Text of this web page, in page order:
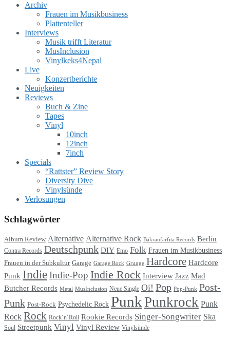
Archiv
Frauen im Musikbusiness
Plattenteller
Interviews
Musik trifft Literatur
MusInclusion
Vinylkeks4Nepal
Live
Konzertberichte
Neuigkeiten
Reviews
Buch & Zine
Tapes
Vinyl
10inch
12inch
7inch
Specials
“Rattster” Review Story
Diversity Dive
Vinylsünde
Verlosungen
Schlagwörter
Album Review Alternative Alternative Rock Bakraufarfita Records Berlin
Contra Records Deutschpunk DIY Emo Folk Frauen im Musikbusiness
Frauen in der Subkultur Garage Garage Rock Grunge Hardcore Hardcore
Punk IndieIndie-Pop Indie Rock Interview Jazz Mad
Butcher Records Metal MusInclusion Neue Single Oi! Pop Pop-Punk Post-
Punk Post-Rock Psychedelic Rock PunkPunkrock Punk
Rock Rock Rock´n´Roll Rookie Records Singer-Songwriter Ska
Soul Streetpunk Vinyl Vinyl Review Vinylsünde